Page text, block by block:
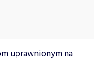
uprawnionym na